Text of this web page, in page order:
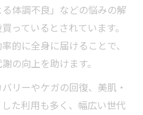
体調不良」などの悩みの解
っているとされています。
的に全身に届けることで、
の向上を助けます。
リーやケガの回復、美肌・
た利用も多く、幅広い世代